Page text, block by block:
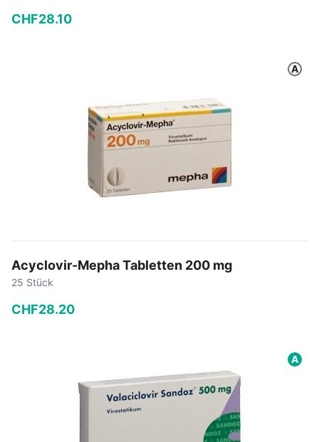
CHF28.10
A
Acyclovir-Mepha Tabletten 200 mg
25 Stück
CHF28.20
In den Warenkorb
A